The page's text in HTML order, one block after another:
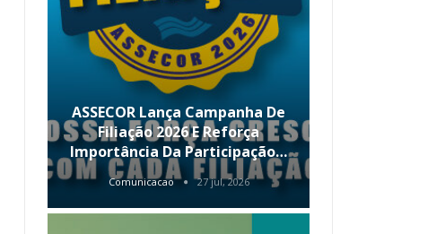
ASSECOR Lança Campanha De
Filiação 2026 E Reforça
Importância Da Participação…
Comunicacao 27 jul, 2026